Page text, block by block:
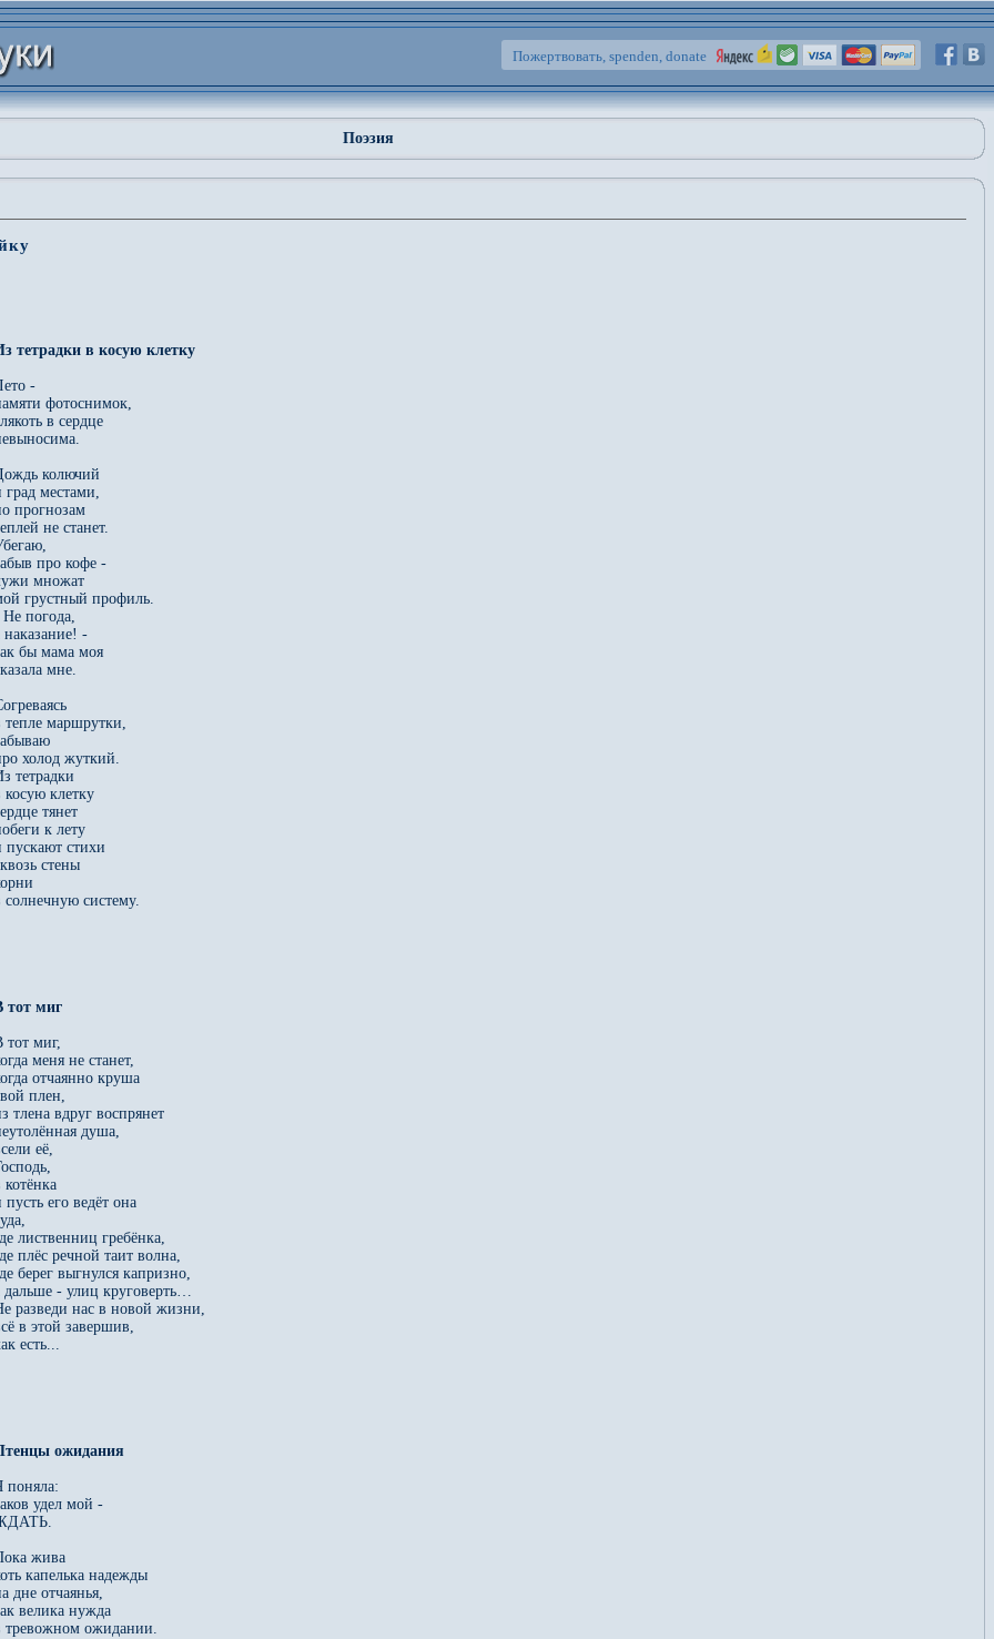
Пожертвовать, spenden, donate
Поэзия
-
фотоснимок,
в сердце
колючий
град местами,
прогнозам
не станет.
про кофе -
множат
грустный профиль.
погода,
наказание! -
бы мама моя
мне.
тепле маршрутки,
холод жуткий.
тетрадки
косую клетку
тянет
к лету
пускают стихи
стены
солнечную систему.
тот миг,
меня не станет,
отчаянно круша
плен,
тлена вдруг воспрянет
душа,
её,
котёнка
пусть его ведёт она
лиственниц гребёнка,
плёс речной таит волна,
берег выгнулся капризно,
дальше - улиц круговерть…
разведи нас в новой жизни,
в этой завершив,
есть...
поняла:
удел мой -
жива
капелька надежды
дне отчаянья,
велика нужда
тревожном ожидании.